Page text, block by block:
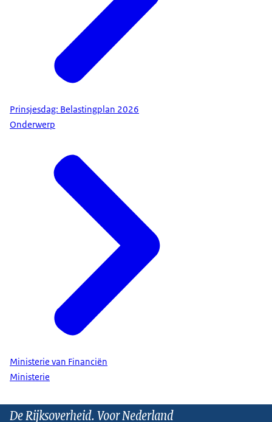
Prinsjesdag: Belastingplan 2026
Onderwerp
Ministerie van Financiën
Ministerie
De Rijksoverheid. Voor Nederland